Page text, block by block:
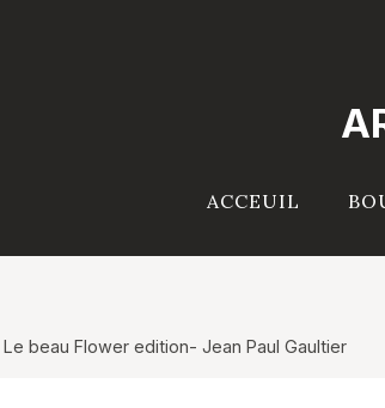
ACCEUIL
Le beau Flower edition- Jean Paul Gaultier